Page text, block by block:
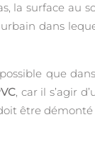
la surface
dans
que
, car il s’agir
être